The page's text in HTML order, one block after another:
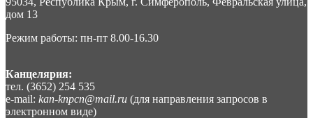
дом 13
Режим работы: пн-пт 8.00-16.30
Канцелярия:
тел. (3652) 254 535
e-mail: kan-knpcn@mail.ru (для направления запросов в
электронном виде)